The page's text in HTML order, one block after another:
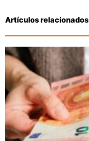
Artículos relacionados